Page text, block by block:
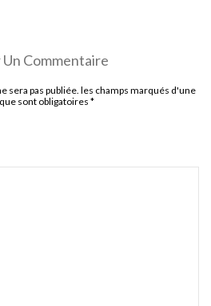
Un Commentaire
sera pas publiée. les champs marqués d'une
sont obligatoires *